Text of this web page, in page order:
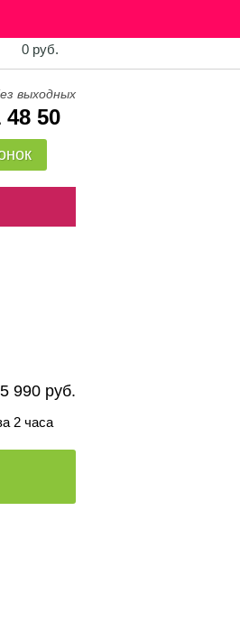
0 руб.
выходных
48 50
5 990 руб.
2 часа